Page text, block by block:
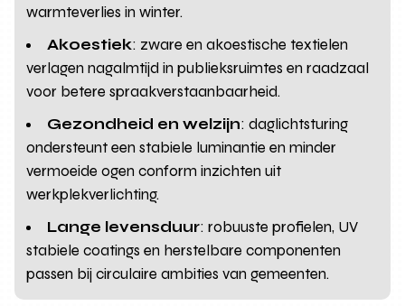
warmteverlies in winter.
Akoestiek: zware en akoestische textielen
verlagen nagalmtijd in publieksruimtes en raadzaal
voor betere spraakverstaanbaarheid.
Gezondheid en welzijn: daglichtsturing
ondersteunt een stabiele luminantie en minder
vermoeide ogen conform inzichten uit
werkplekverlichting.
Lange levensduur: robuuste profielen, UV
stabiele coatings en herstelbare componenten
passen bij circulaire ambities van gemeenten.